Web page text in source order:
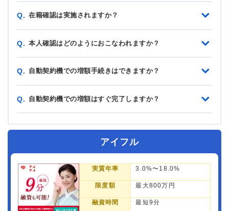
Q. 在籍確認は実施されますか？
Q. 本人確認はどのようにおこなわれますか？
Q. 自動契約機での増額手続きはできますか？
Q. 自動契約機での増額はすぐ完了しますか？
アイフル
実質年率 3.0%〜18.0%
限度額 最大800万円
融資時間 最短9分